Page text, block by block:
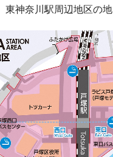
東神奈川駅周辺地区の